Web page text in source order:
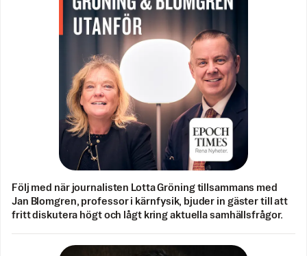
Följ med när journalisten Lotta Gröning tillsammans med
Jan Blomgren, professor i kärnfysik, bjuder in gäster till att
fritt diskutera högt och lågt kring aktuella samhällsfrågor.